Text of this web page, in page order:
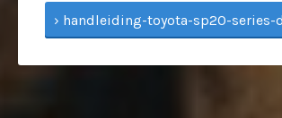
› handleiding-toyota-sp20-series-